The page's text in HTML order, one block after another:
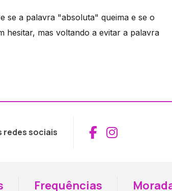
se a palavra "absoluta" queima e se o
hesitar, mas voltando a evitar a palavra
redes sociais Aceder ao
Aceder
Frequências